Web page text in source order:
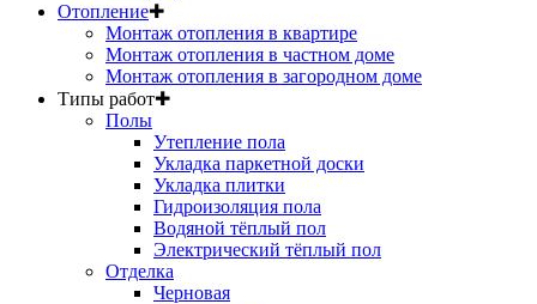
Отопление✚
Монтаж отопления в квартире
Монтаж отопления в частном доме
Монтаж отопления в загородном доме
Типы работ✚
Полы
Утепление пола
Укладка паркетной доски
Укладка плитки
Гидроизоляция пола
Водяной тёплый пол
Электрический тёплый пол
Отделка
Черновая